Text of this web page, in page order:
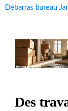
Débarras bureau
Des